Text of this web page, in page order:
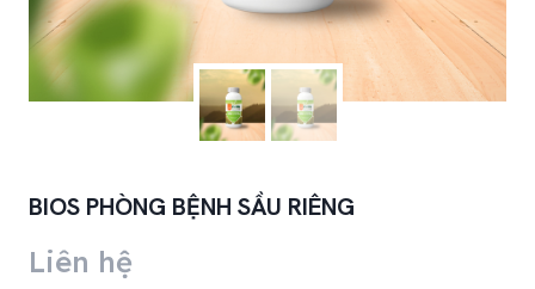
BIOS PHÒNG BỆNH SẦU RIÊNG
Liên hệ